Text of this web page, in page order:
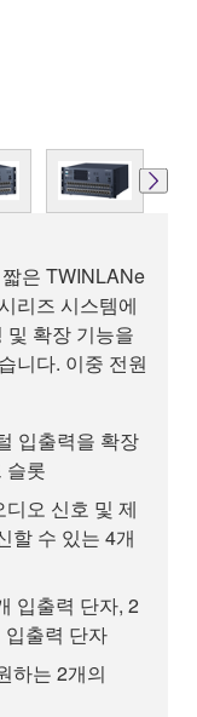
은 TWINLANe
리즈 시스템에
및 확장 기능을
니다. 이중 전원
입출력을 확장
슬롯
오 신호 및 제
할 수 있는 4개
입출력 단자, 2
입출력 단자
하는 2개의